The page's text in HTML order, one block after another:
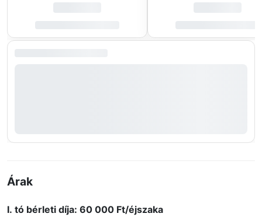
Árak
I. tó bérleti díja: 60 000 Ft/éjszaka